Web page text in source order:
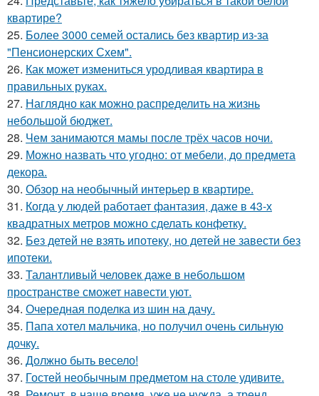
квартире?
25. Более 3000 семей остались без квартир из-за
"Пенсионерских Схем".
26. Как может измениться уродливая квартира в
правильных руках.
27. Наглядно как можно распределить на жизнь
небольшой бюджет.
28. Чем занимаются мамы после трёх часов ночи.
29. Можно назвать что угодно: от мебели, до предмета
декора.
30. Обзор на необычный интерьер в квартире.
31. Когда у людей работает фантазия, даже в 43-х
квадратных метров можно сделать конфетку.
32. Без детей не взять ипотеку, но детей не завести без
ипотеки.
33. Талантливый человек даже в небольшом
пространстве сможет навести уют.
34. Очередная поделка из шин на дачу.
35. Папа хотел мальчика, но получил очень сильную
дочку.
36. Должно быть весело!
37. Гостей необычным предметом на столе удивите.